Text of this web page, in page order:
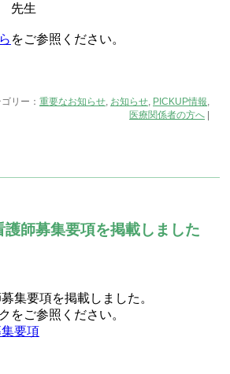
先生
をご参照ください。
リー：重要なお知らせ お知らせ PICKUP情報
医療関係者の方へ |
師募集要項を掲載しました
集要項を掲載しました。
をご参照ください。
要項